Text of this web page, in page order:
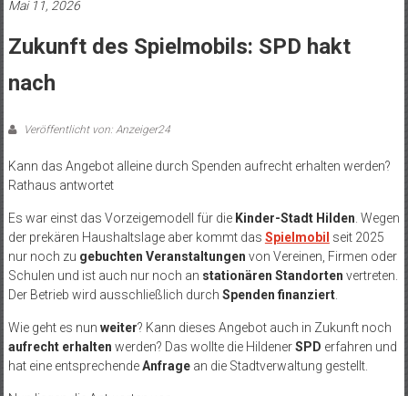
Mai 11, 2026
Zukunft des Spielmobils: SPD hakt
nach
Veröffentlicht von: Anzeiger24
Kann das Angebot alleine durch Spenden aufrecht erhalten werden?
Rathaus antwortet
Es war einst das Vorzeigemodell für die Kinder-Stadt Hilden . Wegen
der prekären Haushaltslage aber kommt das Spielmobil seit 2025
nur noch zu gebuchten Veranstaltungen von Vereinen, Firmen oder
Schulen und ist auch nur noch an stationären Standorten vertreten.
Der Betrieb wird ausschließlich durch Spenden finanziert.
Wie geht es nun weiter? Kann dieses Angebot auch in Zukunft noch
aufrecht erhalten werden? Das wollte die HildenerSPD erfahren und
hat eine entsprechendeAnfragean die Stadtverwaltung gestellt.